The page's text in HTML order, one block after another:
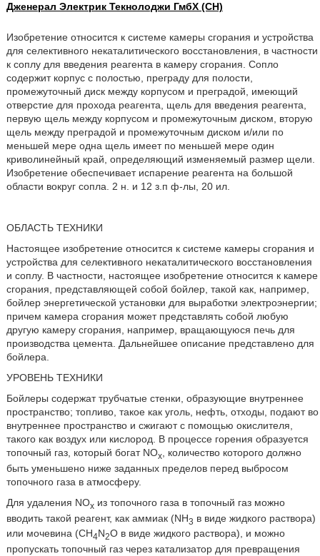
Дженерал Электрик Текнолоджи ГмбХ (CH)
Изобретение относится к системе камеры сгорания и устройства
для селективного некаталитического восстановления, в частности
к соплу для введения реагента в камеру сгорания. Сопло
содержит корпус с полостью, преграду для полости,
промежуточный диск между корпусом и преградой, имеющий
отверстие для прохода реагента, щель для введения реагента,
первую щель между корпусом и промежуточным диском, вторую
щель между преградой и промежуточным диском и/или по
меньшей мере одна щель имеет по меньшей мере один
криволинейный край, определяющий изменяемый размер щели.
Изобретение обеспечивает испарение реагента на большой
области вокруг сопла. 2 н. и 12 з.п ф-лы, 20 ил.
ОБЛАСТЬ ТЕХНИКИ
Настоящее изобретение относится к системе камеры сгорания и
устройства для селективного некаталитического восстановления
и соплу. В частности, настоящее изобретение относится к камере
сгорания, представляющей собой бойлер, такой как, например,
бойлер энергетической установки для выработки электроэнергии;
причем камера сгорания может представлять собой любую
другую камеру сгорания, например, вращающуюся печь для
производства цемента. Дальнейшее описание представлено для
бойлера.
УРОВЕНЬ ТЕХНИКИ
Бойлеры содержат трубчатые стенки, образующие внутреннее
пространство; топливо, такое как уголь, нефть, отходы, подают во
внутреннее пространство и сжигают с помощью окислителя,
такого как воздух или кислород. В процессе горения образуется
топочный газ, который богат NOx, количество которого должно
быть уменьшено ниже заданных пределов перед выбросом
топочного газа в атмосферу.
Для удаления NОхиз топочного газа в топочный газ можно
вводить такой реагент, как аммиак (NH3 в виде жидкого раствора)
или мочевина (CH4N2O в виде жидкого раствора), и можно
пропускать топочный газ через катализатор для превращения